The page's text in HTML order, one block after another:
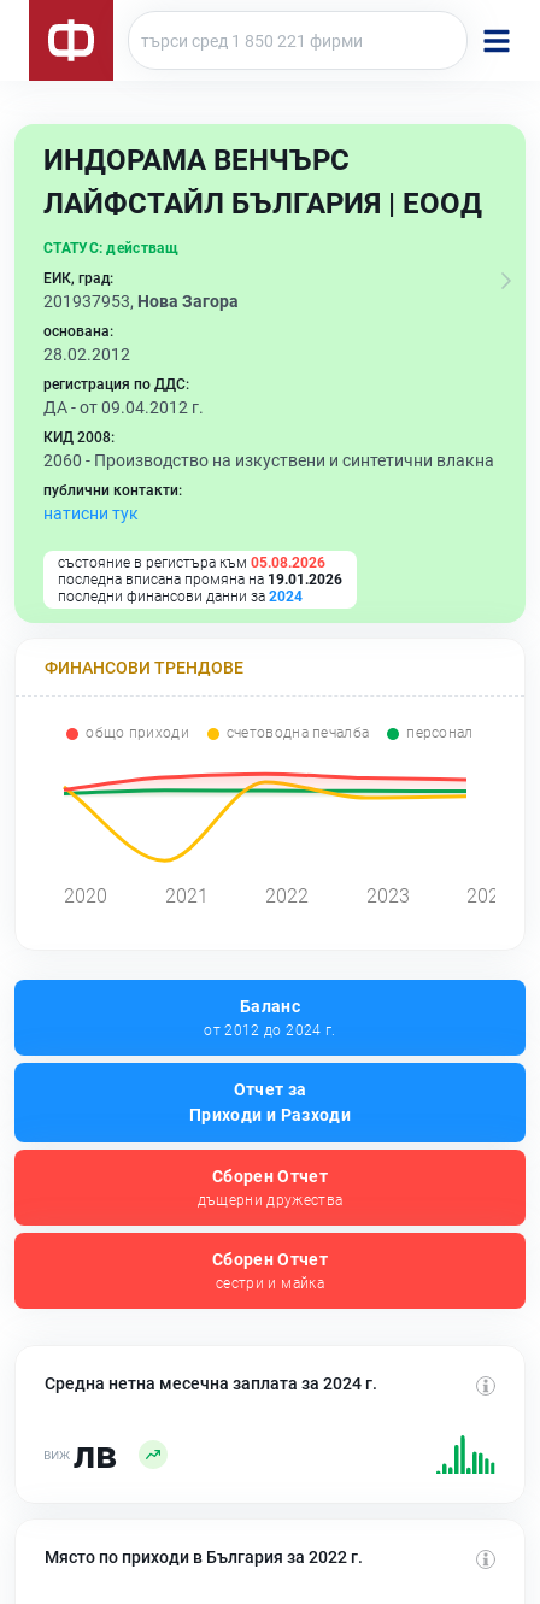
ИНДОРАМА ВЕНЧЪРС
ЛАЙФСТАЙЛ БЪЛГАРИЯ | ЕООД
СТАТУС: действащ
ЕИК, град:
201937953, Нова Загора
основана:
28.02.2012
регистрация по ДДС:
ДА - от 09.04.2012 г.
КИД 2008:
2060 - Производство на изкуствени и синтетични влакна
публични контакти:
натисни тук
състояние в регистъра към 05.08.2026
последна вписана промяна на 19.01.2026
последни финансови данни за 2024
ФИНАНСОВИ ТРЕНДОВЕ
общо приходи счетоводна печалба персонал
2020 2021 2022 2023 2024
Баланс
от 2012 до 2024 г.
Отчет за
Приходи и Разходи
Сборен Отчет
дъщерни дружества
Сборен Отчет
сестри и майка
Средна нетна месечна заплата за 2024 г.
лв
Място по приходи в България за 2022 г.